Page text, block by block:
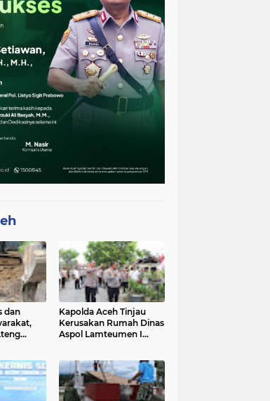
dan
Kapolda Aceh Tinjau
Kerusakan Rumah Dinas
Aspol Lamteumen I